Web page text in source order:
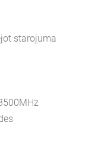
starojuma